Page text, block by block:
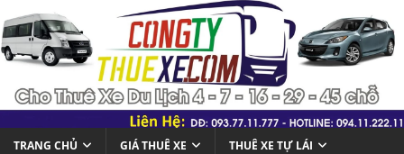
TRANG CHỦ GIÁ THUÊ XE THUÊ XE TỰ LÁI